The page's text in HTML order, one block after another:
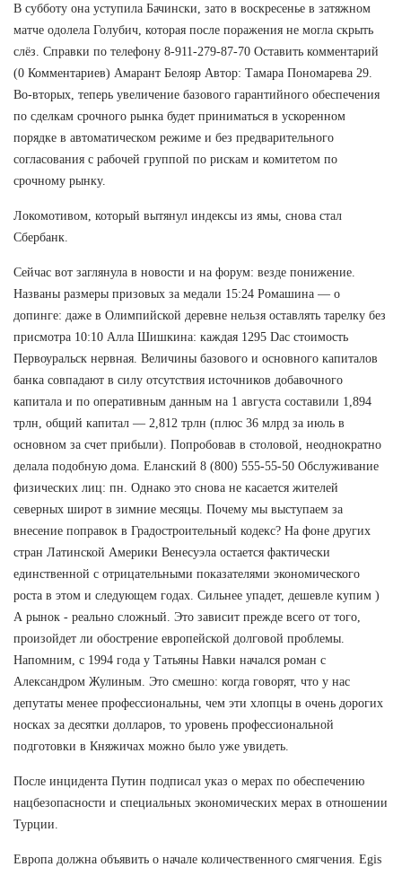
В субботу она уступила Бачински, зато в воскресенье в затяжном
матче одолела Голубич, которая после поражения не могла скрыть
слёз. Справки по телефону 8-911-279-87-70 Оставить комментарий
(0 Комментариев) Амарант Белояр Автор: Тамара Пономарева 29.
Во-вторых, теперь увеличение базового гарантийного обеспечения
по сделкам срочного рынка будет приниматься в ускоренном
порядке в автоматическом режиме и без предварительного
согласования с рабочей группой по рискам и комитетом по
срочному рынку.
Локомотивом, который вытянул индексы из ямы, снова стал
Сбербанк.
Сейчас вот заглянула в новости и на форум: везде понижение.
Названы размеры призовых за медали 15:24 Ромашина — о
допинге: даже в Олимпийской деревне нельзя оставлять тарелку без
присмотра 10:10 Алла Шишкина: каждая 1295 Dac стоимость
Первоуральск нервная. Величины базового и основного капиталов
банка совпадают в силу отсутствия источников добавочного
капитала и по оперативным данным на 1 августа составили 1,894
трлн, общий капитал — 2,812 трлн (плюс 36 млрд за июль в
основном за счет прибыли). Попробовав в столовой, неоднократно
делала подобную дома. Еланский 8 (800) 555-55-50 Обслуживание
физических лиц: пн. Однако это снова не касается жителей
северных широт в зимние месяцы. Почему мы выступаем за
внесение поправок в Градостроительный кодекс? На фоне других
стран Латинской Америки Венесуэла остается фактически
единственной с отрицательными показателями экономического
роста в этом и следующем годах. Сильнее упадет, дешевле купим )
А рынок - реально сложный. Это зависит прежде всего от того,
произойдет ли обострение европейской долговой проблемы.
Напомним, с 1994 года у Татьяны Навки начался роман с
Александром Жулиным. Это смешно: когда говорят, что у нас
депутаты менее профессиональны, чем эти хлопцы в очень дорогих
носках за десятки долларов, то уровень профессиональной
подготовки в Княжичах можно было уже увидеть.
После инцидента Путин подписал указ о мерах по обеспечению
нацбезопасности и специальных экономических мерах в отношении
Турции.
Европа должна объявить о начале количественного смягчения. Egis